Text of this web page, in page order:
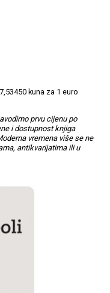
kuna za 1 euro
prvu cijenu po
i dostupnost knjiga
vremena više se ne
antikvarijatima ili u